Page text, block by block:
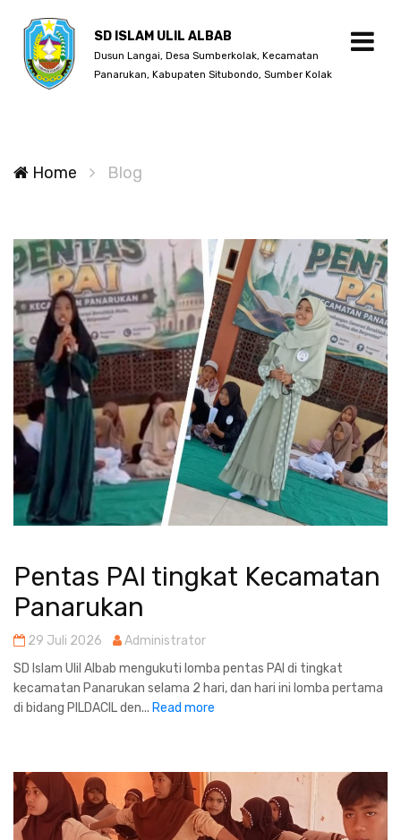
SD ISLAM ULIL ALBAB
Dusun Langai, Desa Sumberkolak, Kecamatan
Panarukan, Kabupaten Situbondo, Sumber Kolak
Home Blog
Pentas PAI tingkat Kecamatan
Panarukan
29 Juli 2026
Administrator
SD Islam Ulil Albab mengukuti lomba pentas PAI di tingkat
kecamatan Panarukan selama 2 hari, dan hari ini lomba pertama
di bidang PILDACIL den... Read more